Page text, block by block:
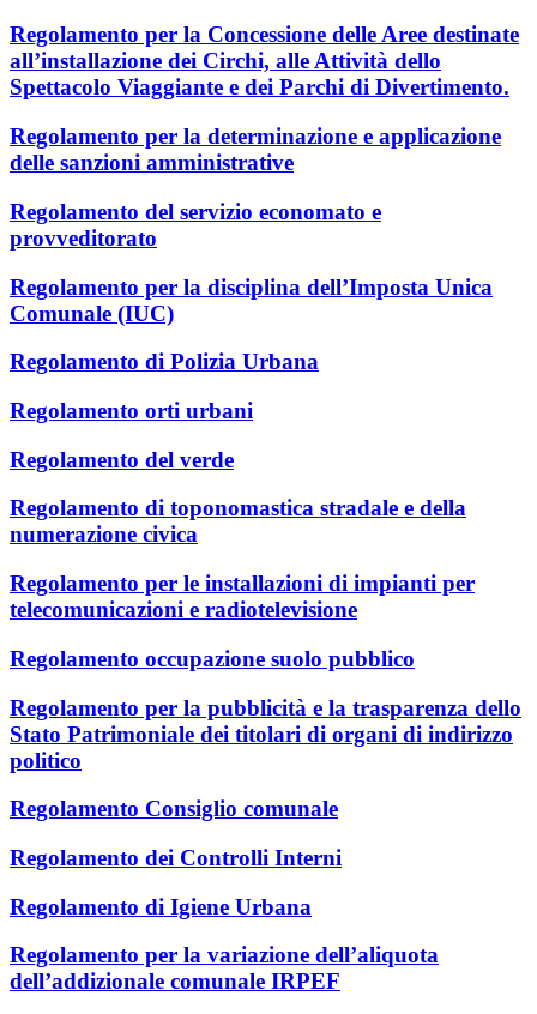
Regolamento per la Concessione delle Aree destinate
all’installazione dei Circhi, alle Attività dello
Spettacolo Viaggiante e dei Parchi di Divertimento.
Regolamento per la determinazione e applicazione
delle sanzioni amministrative
Regolamento del servizio economato e
provveditorato
Regolamento per la disciplina dell’Imposta Unica
Comunale (IUC)
Regolamento di Polizia Urbana
Regolamento orti urbani
Regolamento del verde
Regolamento di toponomastica stradale e della
numerazione civica
Regolamento per le installazioni di impianti per
telecomunicazioni e radiotelevisione
Regolamento occupazione suolo pubblico
Regolamento per la pubblicità e la trasparenza dello
Stato Patrimoniale dei titolari di organi di indirizzo
politico
Regolamento Consiglio comunale
Regolamento dei Controlli Interni
Regolamento di Igiene Urbana
Regolamento per la variazione dell’aliquota
dell’addizionale comunale IRPEF